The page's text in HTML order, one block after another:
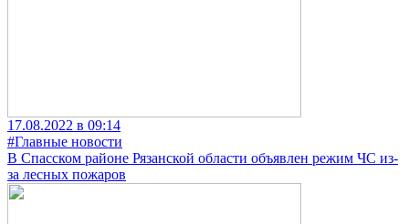
17.08.2022 в 09:14
#Главные новости
В Спасском районе Рязанской области объявлен режим ЧС из-
за лесных пожаров